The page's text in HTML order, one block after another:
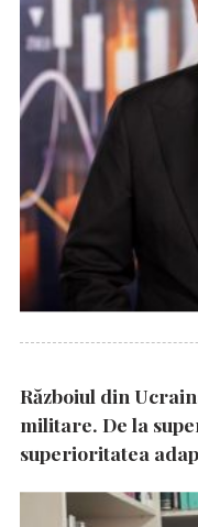
Războiul din
militare. De la
superioritatea